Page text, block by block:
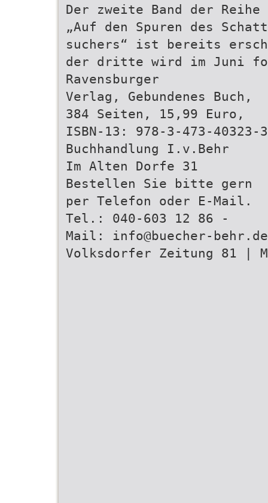
Der zweite Band der Reihe
„Auf den Spuren des
suchers“ ist bereits
der dritte wird im Juni
Ravensburger
Verlag, Gebundenes Buch,
384 Seiten, 15,99 Euro,
ISBN-13: 978-3-473-40323-3
Buchhandlung I.v.Behr
Im Alten Dorfe 31
Bestellen Sie bitte gern
per Telefon oder E-Mail.
Tel.: 040-603 12 86 -
Mail: info@buecher-behr.de
Volksdorfer Zeitung 81 |